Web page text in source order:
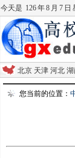
今天是 126 年 8 月 7 日
北京 天津 河北
您当前的位置：